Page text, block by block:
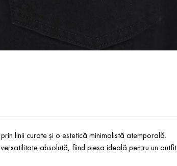
linii curate și o estetică minimalistă atemporală.
absolută, fiind piesa ideală pentru un outfit